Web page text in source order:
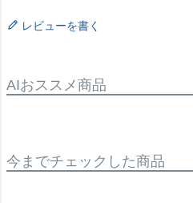
レビューを書く
AIおススメ商品
今までチェックした商品